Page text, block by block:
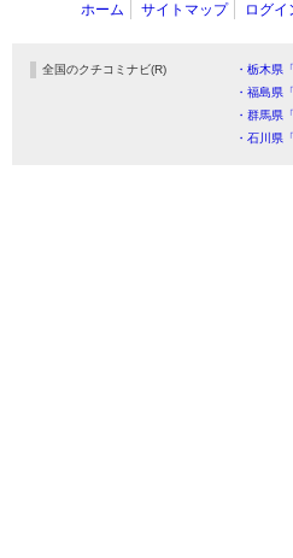
ホーム サイトマップ ログイ
全国のクチコミナビ(R) ・栃木県
・福島県
・群馬県
・石川県